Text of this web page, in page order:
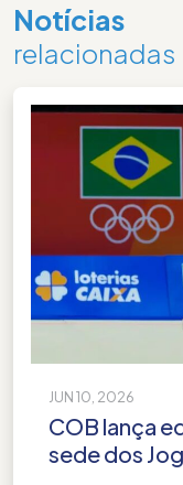
Notícias
relacionadas
JUN 10, 2026
COB lança
sede dos